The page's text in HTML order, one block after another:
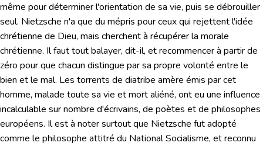
même pour déterminer l'orientation de sa vie, puis se débrouiller
seul. Nietzsche n'a que du mépris pour ceux qui rejettent l'idée
chrétienne de Dieu, mais cherchent à récupérer la morale
chrétienne. Il faut tout balayer, dit-il, et recommencer à partir de
zéro pour que chacun distingue par sa propre volonté entre le
bien et le mal. Les torrents de diatribe amère émis par cet
homme, malade toute sa vie et mort aliéné, ont eu une influence
incalculable sur nombre d'écrivains, de poètes et de philosophes
européens. Il est à noter surtout que Nietzsche fut adopté
comme le philosophe attitré du National Socialisme, et reconnu